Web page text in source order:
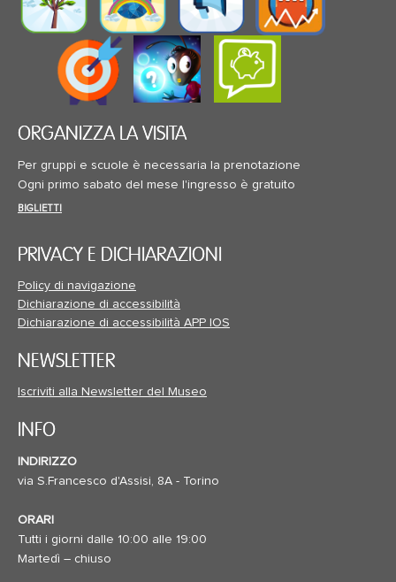
ORGANIZZA LA VISITA
Per gruppi e scuole è necessaria la prenotazione
Ogni primo sabato del mese l'ingresso è gratuito
BIGLIETTI
PRIVACY E DICHIARAZIONI
Policy di navigazione
Dichiarazione di accessibilità
Dichiarazione di accessibilità APP IOS
NEWSLETTER
Iscriviti alla Newsletter del Museo
INFO
INDIRIZZO
via S.Francesco d'Assisi, 8A - Torino
ORARI
Tutti i giorni dalle 10:00 alle 19:00
Martedì – chiuso